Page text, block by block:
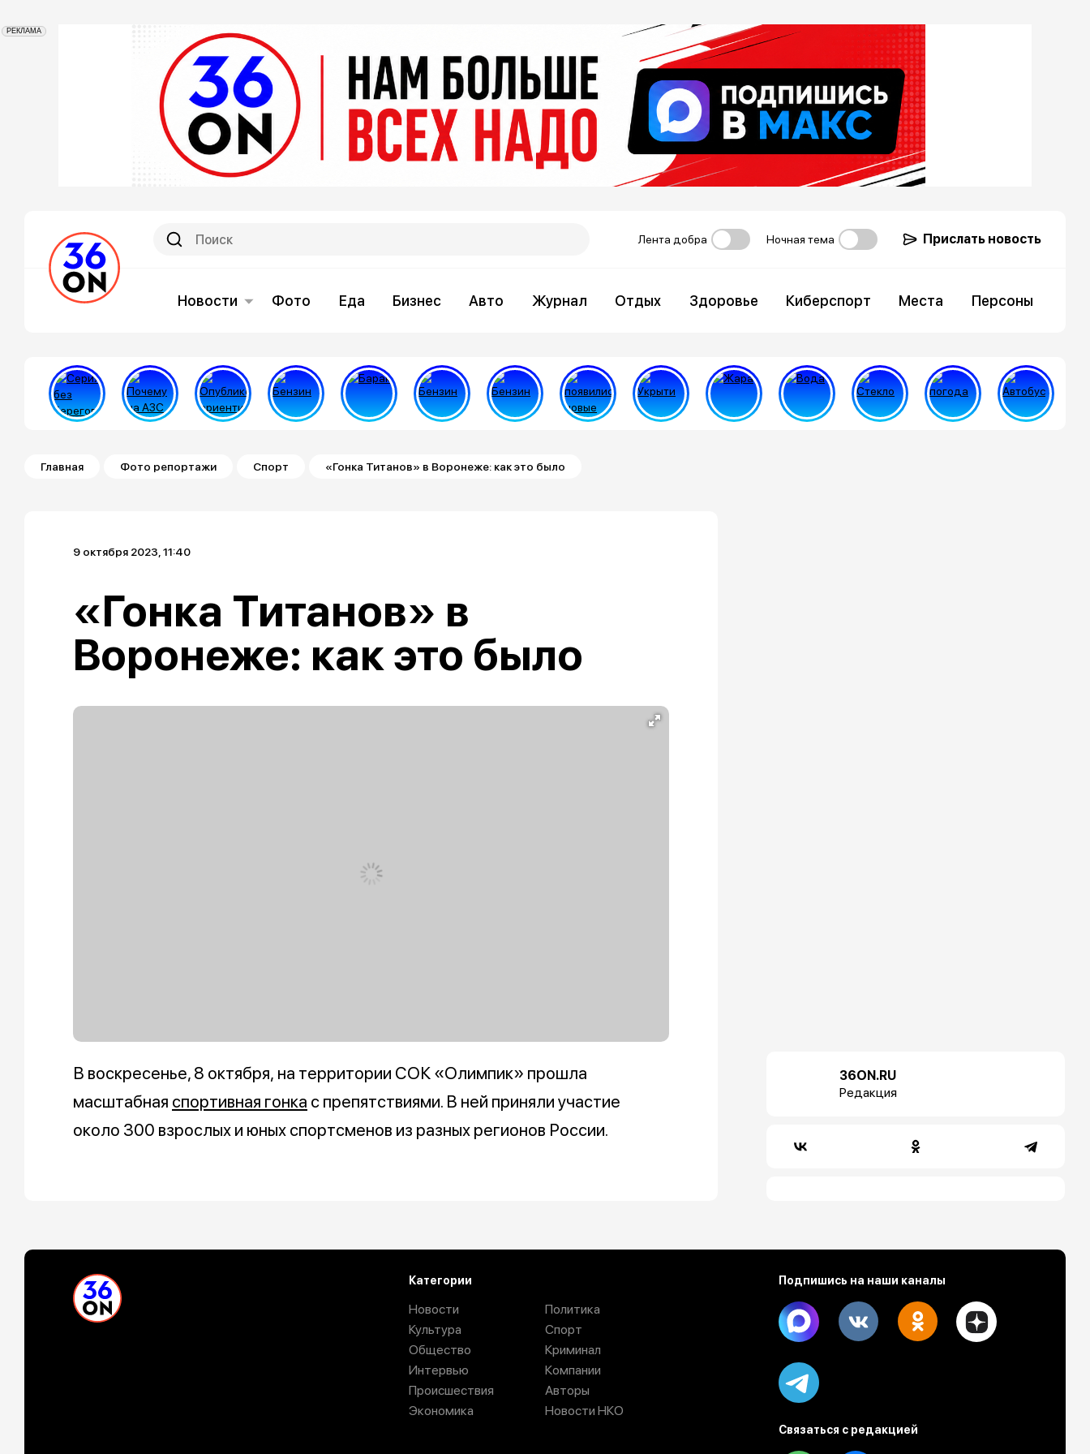
РЕКЛАМА
Лента добра Ночная тема Прислать новость
Новости Фото Еда Бизнес Авто Журнал Отдых Здоровье Киберспорт Места Персоны
Строка навигации
Главная Фото репортажи Cпорт «Гонка Титанов» в Воронеже: как это было
9 октября 2023, 11:40
«Гонка Титанов» в
Воронеже: как это было
В воскресенье, 8 октября, на территории СОК «Олимпик» прошла
масштабная спортивная гонка с препятствиями. В ней приняли участие
около 300 взрослых и юных спортсменов из разных регионов России.
36ON.RU
Редакция
Категории
Новости
Культура
Общество
Интервью
Происшествия
Экономика
Политика
Спорт
Криминал
Компании
Авторы
Новости НКО
Подпишись на наши каналы
Max
Связаться с редакцией